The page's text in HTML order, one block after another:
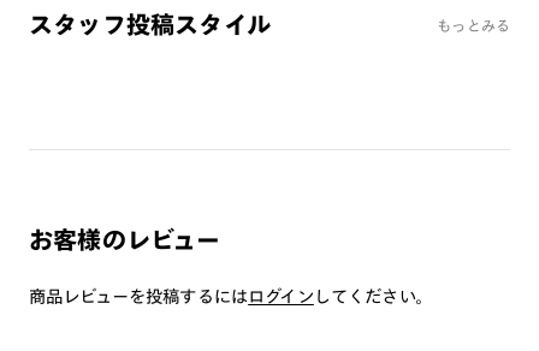
[レンズ変更について］
JINS店舗にて、＋3300円（税込）～度なしクリアレンズへの
す。
その他のJINS SCREENシリーズはこちら⇒
スタッフ投稿スタイル もっとみる
お客様のレビュー
商品レビューを投稿するにはログイン してください。